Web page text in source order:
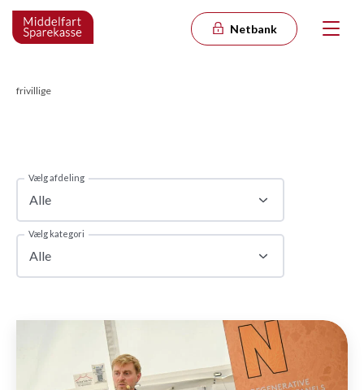
Netbank
frivillige
Vælg afdeling
Alle
Vælg kategori
Alle